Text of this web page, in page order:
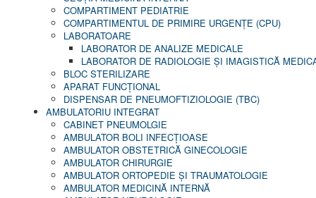
COMPARTIMENT PEDIATRIE
COMPARTIMENTUL DE PRIMIRE URGENȚE (CPU)
LABORATOARE
LABORATOR DE ANALIZE MEDICALE
LABORATOR DE RADIOLOGIE ŞI IMAGISTICĂ
BLOC STERILIZARE
APARAT FUNCŢIONAL
DISPENSAR DE PNEUMOFTIZIOLOGIE (TBC)
AMBULATORIU INTEGRAT
CABINET PNEUMOLGIE
AMBULATOR BOLI INFECŢIOASE
AMBULATOR OBSTETRICĂ GINECOLOGIE
AMBULATOR CHIRURGIE
AMBULATOR ORTOPEDIE ȘI TRAUMATOLOGIE
AMBULATOR MEDICINĂ INTERNĂ